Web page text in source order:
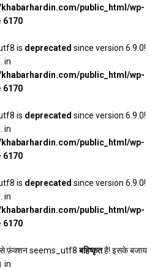
public_html/wp-
6170
is deprecated since version 6.9.0!
in
public_html/wp-
6170
is deprecated since version 6.9.0!
in
public_html/wp-
6170
is deprecated since version 6.9.0!
in
public_html/wp-
6170
से फ़ंक्शन seems_utf8बहिष्कृतहै! इसके बजाय
in